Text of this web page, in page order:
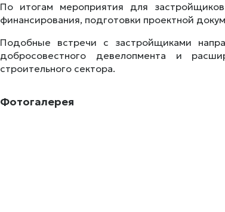
По итогам мероприятия для
финансирования, подготовки проектной
Подобные встречи с застройщиками
добросовестного девелопмента и
строительного сектора.
Фотогалерея